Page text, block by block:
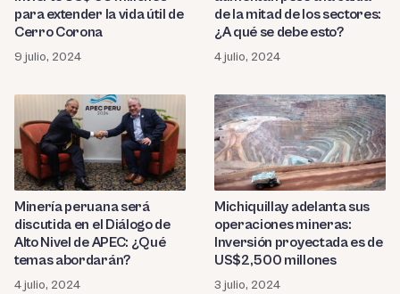
para extender la vida útil de
Cerro Corona
9 julio, 2024
de la mitad de los sectores:
¿A qué se debe esto?
4 julio, 2024
Minería peruana será
discutida en el Diálogo de
Alto Nivel de APEC: ¿Qué
temas abordarán?
4 julio, 2024
Michiquillay adelanta sus
operaciones mineras:
Inversión proyectada es de
US$2,500 millones
3 julio, 2024